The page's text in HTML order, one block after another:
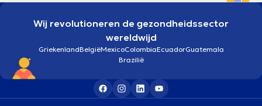
Wij revolutioneren de gezondheidssector
wereldwijd
GriekenlandBelgiëMexicoColombiaEcuadorGuatemala
Brazilië